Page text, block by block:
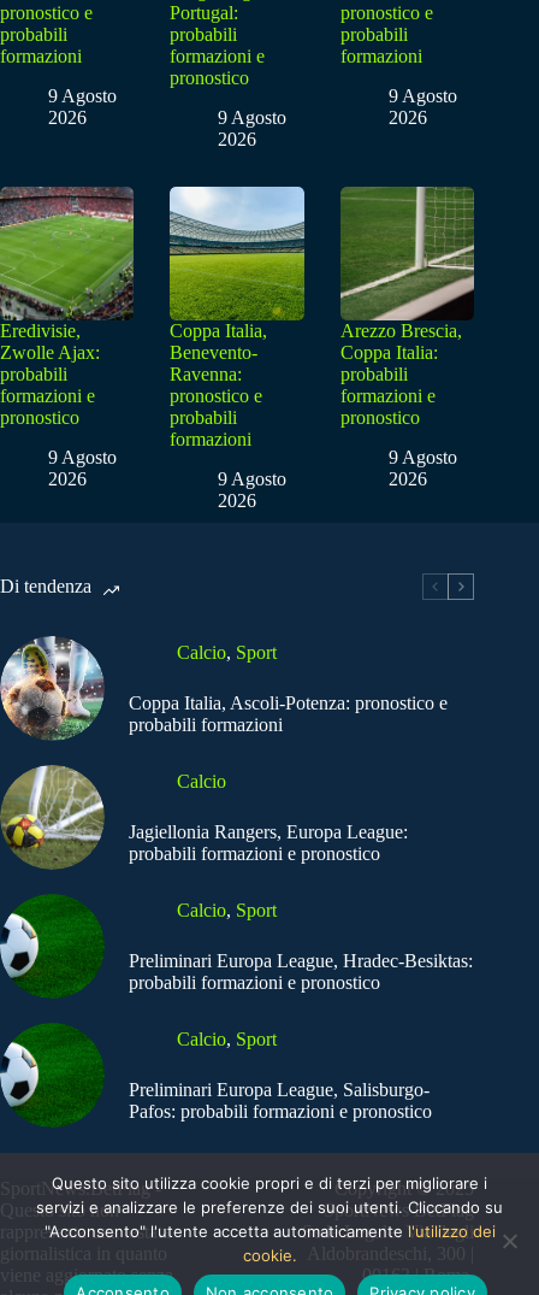
pronostico e
probabili
formazioni
9 Agosto
2026
Portugal:
probabili
formazioni e
pronostico
9 Agosto
2026
pronostico e
probabili
formazioni
9 Agosto
2026
Eredivisie,
Zwolle Ajax:
probabili
formazioni e
pronostico
9 Agosto
2026
Coppa Italia,
Benevento-
Ravenna:
pronostico e
probabili
formazioni
9 Agosto
2026
Arezzo Brescia,
Coppa Italia:
probabili
formazioni e
pronostico
9 Agosto
2026
Di tendenza
Calcio, Sport
Coppa Italia, Ascoli-Potenza: pronostico e
probabili formazioni
Calcio
Jagiellonia Rangers, Europa League:
probabili formazioni e pronostico
Calcio, Sport
Preliminari Europa League, Hradec-Besiktas:
probabili formazioni e pronostico
Calcio, Sport
Preliminari Europa League, Salisburgo-
Pafos: probabili formazioni e pronostico
SportNews.BetFlag -
Questo sito non
rappresenta una testata
giornalistica in quanto
viene aggiornato senza
Copyright © 2025
SportNews BetFlag
Sede Legale: Via degli
Aldobrandeschi, 300 |
00163 | Roma
Questo sito utilizza cookie propri e di terzi per migliorare i
servizi e analizzare le preferenze dei suoi utenti. Cliccando su
"Acconsento" l'utente accetta automaticamente l'utilizzo dei
cookie.